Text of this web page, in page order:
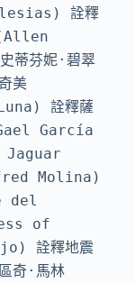
詮釋
(Allen
芬妮·碧翠
美
詮釋薩
García
Jaguar
Molina)
del
of
詮釋地震
·馬林